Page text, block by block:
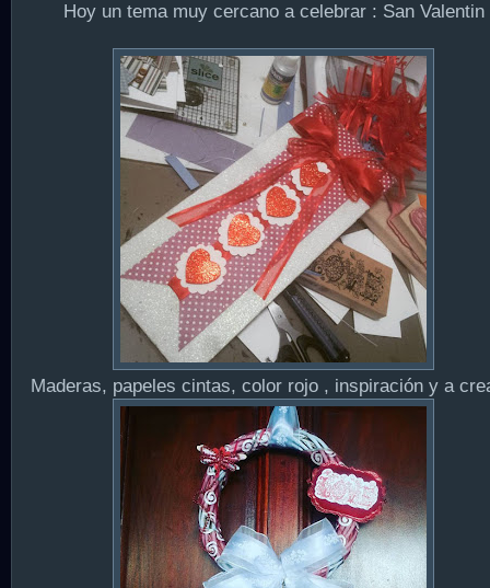
Hoy un tema muy cercano a celebrar : San Valentin
Maderas, papeles cintas, color rojo , inspiración y a